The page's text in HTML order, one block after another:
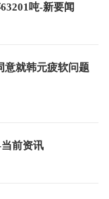
吨-新要闻
意就韩元疲软问题
前资讯